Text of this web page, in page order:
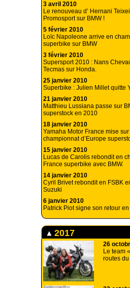
3 avril 2010
Le renouveau d’ Hernani
Promosport sur BMW !
5 février 2010
Loïc Napoleone arrive en
superbike sur BMW
3 février 2010
Supersport 2010 : Nans
Tecmas sur Honda.
25 janvier 2010
Superbike : Julien Millet quitte
21 janvier 2010
Matthieu Lussiana passe sur
superstock en 2010
18 janvier 2010
Yamaha Motor France mise
championnat d’Europe
15 janvier 2010
Lucas de Carolis rebondit en
France superbike avec BMW.
14 janvier 2010
Cyril Brivet rebondit en FSBK
Suzuki
6 janvier 2010
Patrick Piot signe son retour
2017
26
Le team
routes